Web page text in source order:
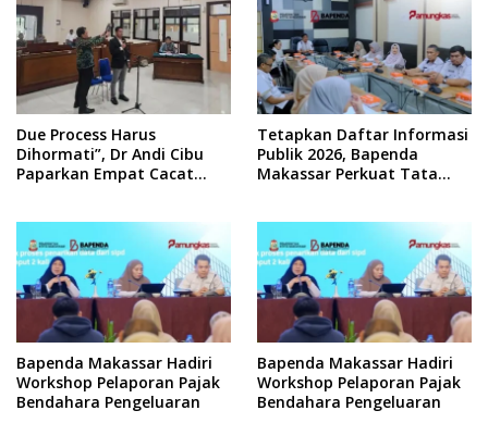
Due Process Harus
Dihormati”, Dr Andi Cibu
Paparkan Empat Cacat
Tetapkan Daftar Informasi
Publik 2026, Bapenda
Makassar Perkuat Tata
Bapenda Makassar Hadiri
Workshop Pelaporan Pajak
Bendahara Pengeluaran
Bapenda Makassar Hadiri
Workshop Pelaporan Pajak
Bendahara Pengeluaran